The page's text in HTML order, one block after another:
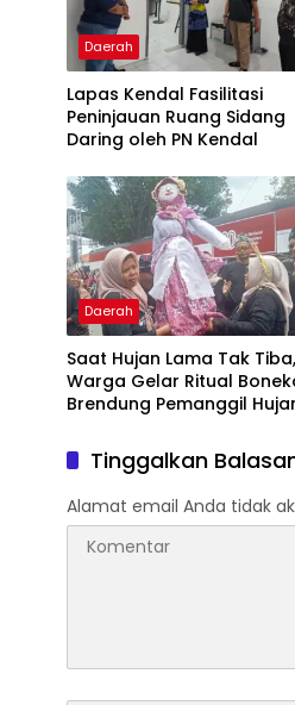
Daerah
Lapas Kendal Fasilitasi
Peninjauan Ruang Sidang
Daring oleh PN Kendal
Daerah
Saat Hujan Lama Tak Tiba,
Warga Gelar Ritual
Brendung Pemanggil
Tinggalkan
Alamat email Anda tidak